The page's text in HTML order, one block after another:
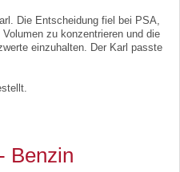
Die Entscheidung fiel bei PSA,
zu konzentrieren und die
einzuhalten. Der Karl passte
Benzin